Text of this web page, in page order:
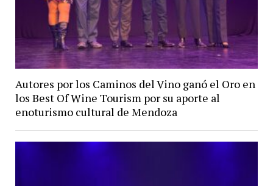
Autores por los Caminos del Vino ganó el Oro en
los Best Of Wine Tourism por su aporte al
enoturismo cultural de Mendoza